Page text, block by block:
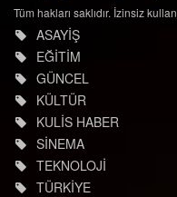
Tüm hakları saklıdır. İzinsiz
ASAYİŞ
EĞİTİM
GÜNCEL
KÜLTÜR
KULİS HABER
SİNEMA
TEKNOLOJİ
TÜRKİYE